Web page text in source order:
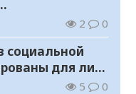
2 0
социальной
для лиц
5 0